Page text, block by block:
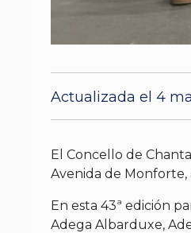
Actualizada el 4
El Concello de
Avenida de Monforte,
En esta 43ª edición
Adega Albarduxe,